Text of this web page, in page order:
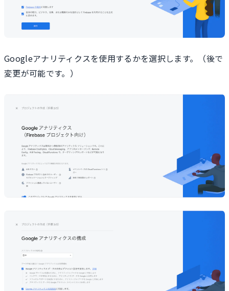
Googleアナリティクスを使用するかを選択します。（後で
変更が可能です。）